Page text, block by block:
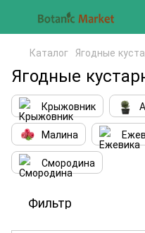
Каталог Ягодные
Ягодные
Крыжовник
Малина
Смородина
Фильтр